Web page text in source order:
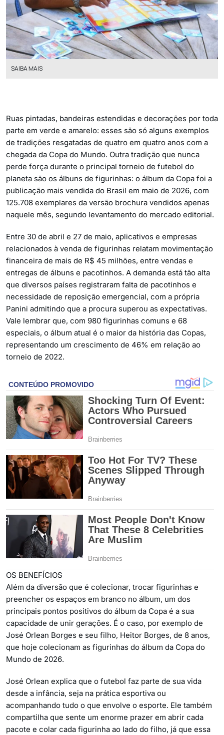
SAIBA MAIS
Ruas pintadas, bandeiras estendidas e decorações por toda
parte em verde e amarelo: esses são só alguns exemplos
de tradições resgatadas de quatro em quatro anos com a
chegada da Copa do Mundo. Outra tradição que nunca
perde força durante o principal torneio de futebol do
planeta são os álbuns de figurinhas: o álbum da Copa foi a
publicação mais vendida do Brasil em maio de 2026, com
125.708 exemplares da versão brochura vendidos apenas
naquele mês, segundo levantamento do mercado editorial.
Entre 30 de abril e 27 de maio, aplicativos e empresas
relacionados à venda de figurinhas relatam movimentação
financeira de mais de R$ 45 milhões, entre vendas e
entregas de álbuns e pacotinhos. A demanda está tão alta
que diversos países registraram falta de pacotinhos e
necessidade de reposição emergencial, com a própria
Panini admitindo que a procura superou as expectativas.
Vale lembrar que, com 980 figurinhas comuns e 68
especiais, o álbum atual é o maior da história das Copas,
representando um crescimento de 46% em relação ao
torneio de 2022.
OS BENEFÍCIOS
Além da diversão que é colecionar, trocar figurinhas e
preencher os espaços em branco no álbum, um dos
principais pontos positivos do álbum da Copa é a sua
capacidade de unir gerações. É o caso, por exemplo de
José Orlean Borges e seu filho, Heitor Borges, de 8 anos,
que hoje colecionam as figurinhas do álbum da Copa do
Mundo de 2026.
José Orlean explica que o futebol faz parte de sua vida
desde a infância, seja na prática esportiva ou
acompanhando tudo o que envolve o esporte. Ele também
compartilha que sente um enorme prazer em abrir cada
pacote e colar cada figurinha ao lado do filho, já que essa